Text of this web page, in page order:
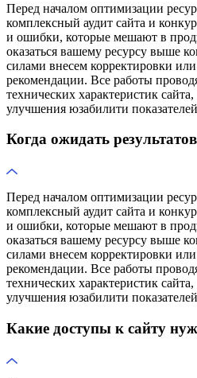
Перед началом оптимизации
комплексный аудит сайта и
и ошибки, которые мешают в
оказаться вашему ресурсу выше
силами внесем корректировки
рекомендации. Все работы
технических характеристик
улучшения юзабилити
Когда ожидать
Перед началом оптимизации
комплексный аудит сайта и
и ошибки, которые мешают в
оказаться вашему ресурсу выше
силами внесем корректировки
рекомендации. Все работы
технических характеристик
улучшения юзабилити
Какие доступы к сайту